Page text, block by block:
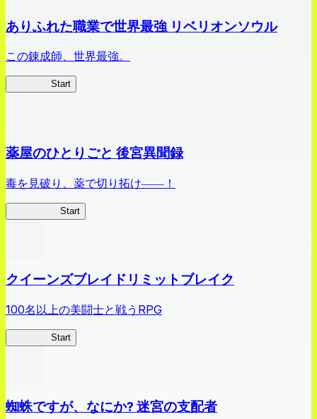
ありふれた職業で世界最強 リベリオンソウル
この錬成師、世界最強。
Start
薬屋のひとりごと 後宮異聞録
毒を見破り、薬で切り拓け――！
Start
クイーンズブレイドリミットブレイク
100名以上の美闘士と戦うRPG
Start
蜘蛛ですが、なにか? 迷宮の支配者